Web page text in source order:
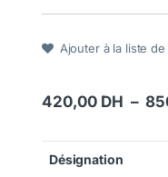
Ajouter à la liste
420,00 DH –
Désignation